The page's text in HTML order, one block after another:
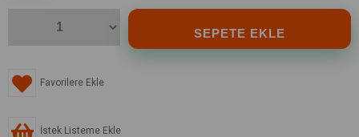
Favorilere Ekle
İstek Listeme Ekle